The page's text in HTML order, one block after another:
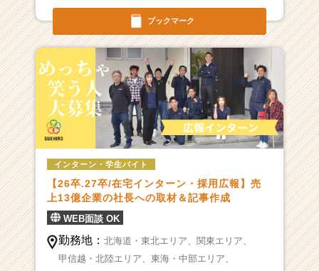
ブックマーク
インターン・学生バイト
【26卒.27卒/在宅インターン・採用広報】売
上13億企業の社長への取材＆記事作成
WEB面談 OK
勤務地： 北海道・東北エリア、 関東エリア、
甲信越・北陸エリア、 東海・中部エリア、